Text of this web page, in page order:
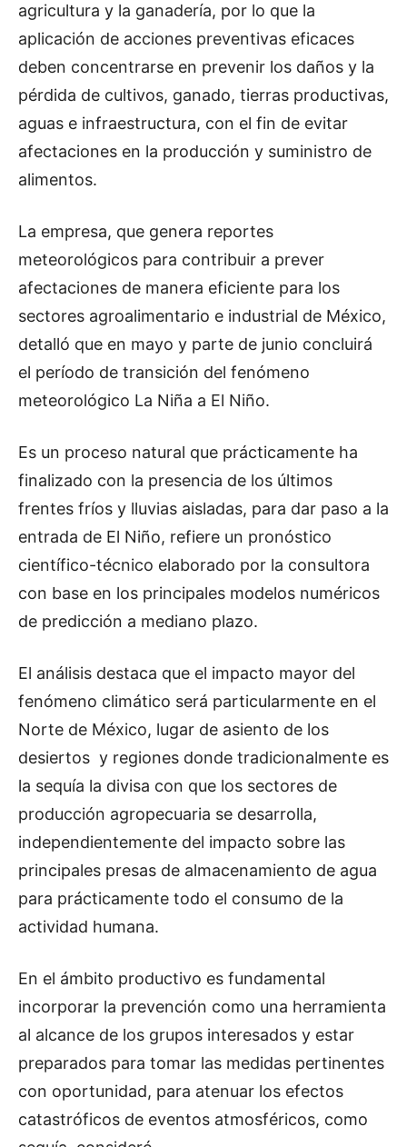
agricultura y la ganadería, por lo que la
aplicación de acciones preventivas eficaces
deben concentrarse en prevenir los daños y la
pérdida de cultivos, ganado, tierras productivas,
aguas e infraestructura, con el fin de evitar
afectaciones en la producción y suministro de
alimentos.
La empresa, que genera reportes
meteorológicos para contribuir a prever
afectaciones de manera eficiente para los
sectores agroalimentario e industrial de México,
detalló que en mayo y parte de junio concluirá
el período de transición del fenómeno
meteorológico La Niña a El Niño.
Es un proceso natural que prácticamente ha
finalizado con la presencia de los últimos
frentes fríos y lluvias aisladas, para dar paso a la
entrada de El Niño, refiere un pronóstico
científico-técnico elaborado por la consultora
con base en los principales modelos numéricos
de predicción a mediano plazo.
El análisis destaca que el impacto mayor del
fenómeno climático será particularmente en el
Norte de México, lugar de asiento de los
desiertos y regiones donde tradicionalmente es
la sequía la divisa con que los sectores de
producción agropecuaria se desarrolla,
independientemente del impacto sobre las
principales presas de almacenamiento de agua
para prácticamente todo el consumo de la
actividad humana.
En el ámbito productivo es fundamental
incorporar la prevención como una herramienta
al alcance de los grupos interesados y estar
preparados para tomar las medidas pertinentes
con oportunidad, para atenuar los efectos
catastróficos de eventos atmosféricos, como